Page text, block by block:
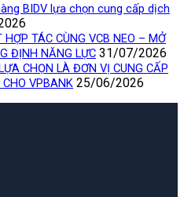
BIDV lựa chọn cung cấp dịch
TÁC CÙNG VCB NEO – MỞ
ĐỊNH NĂNG LỰC 31/07/2026
CHỌN LÀ ĐƠN VỊ CUNG CẤP
VPBANK 25/06/2026